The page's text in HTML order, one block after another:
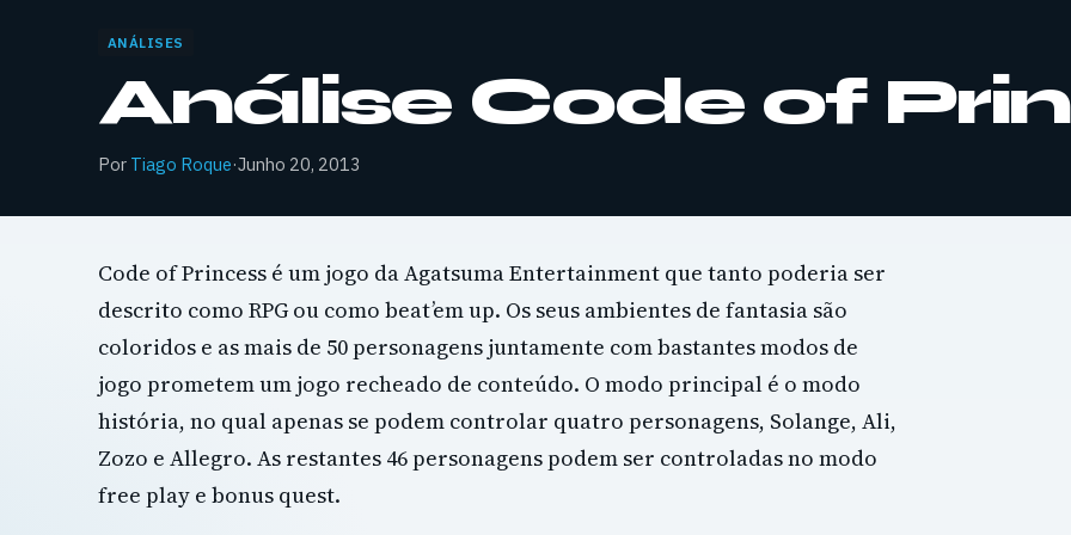
ANÁLISES
Análise Code of
Por Tiago Roque·Junho 20, 2013
Code of Princess é um jogo da Agatsuma Entertainment que tanto poderia ser
descrito como RPG ou como beat’em up. Os seus ambientes de fantasia são
coloridos e as mais de 50 personagens juntamente com bastantes modos de
jogo prometem um jogo recheado de conteúdo. O modo principal é o modo
história, no qual apenas se podem controlar quatro personagens, Solange, Ali,
Zozo e Allegro. As restantes 46 personagens podem ser controladas no modo
free play e bonus quest.